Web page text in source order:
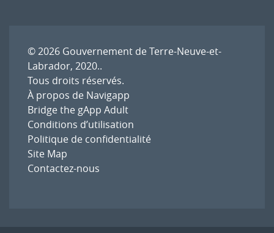
© 2026 Gouvernement de Terre-Neuve-et-
Labrador, 2020..
Tous droits réservés.
À propos de Navigapp
Bridge the gApp Adult
Conditions d’utilisation
Politique de confidentialité
Site Map
Contactez-nous